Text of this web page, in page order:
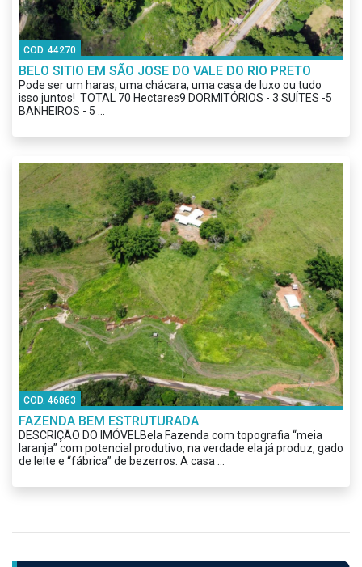
COD. 44270
BELO SITIO EM SÃO JOSE DO VALE DO RIO PRETO
Pode ser um haras, uma chácara, uma casa de luxo ou tudo
isso juntos! TOTAL 70 Hectares9 DORMITÓRIOS - 3 SUÍTES -5
BANHEIROS - 5 ...
COD. 46863
FAZENDA BEM ESTRUTURADA
DESCRIÇÃO DO IMÓVELBela Fazenda com topografia “meia
laranja” com potencial produtivo, na verdade ela já produz, gado
de leite e “fábrica” de bezerros. A casa ...